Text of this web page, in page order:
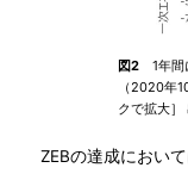
図2 1年間
（2020年
クで拡大］
ZEBの達成におい